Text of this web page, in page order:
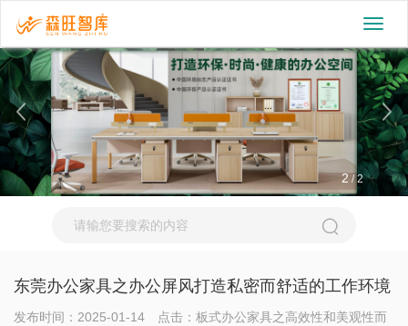
切
换
导
航
2 /2
东莞办公家具之办公屏风打造私密而舒适的工作环境
发布时间：2025-01-14 点击：板式办公家具之高效性和美观性而